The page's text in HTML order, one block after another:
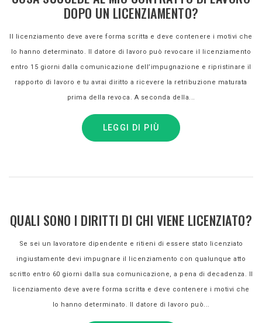
DOPO UN LICENZIAMENTO?
Il licenziamento deve avere forma scritta e deve contenere i motivi che
lo hanno determinato. Il datore di lavoro può revocare il licenziamento
entro 15 giorni dalla comunicazione dell’impugnazione e ripristinare il
rapporto di lavoro e tu avrai diritto a ricevere la retribuzione maturata
prima della revoca. A seconda della...
LEGGI DI PIÙ
QUALI SONO I DIRITTI DI CHI VIENE LICENZIATO?
Se sei un lavoratore dipendente e ritieni di essere stato licenziato
ingiustamente devi impugnare il licenziamento con qualunque atto
scritto entro 60 giorni dalla sua comunicazione, a pena di decadenza. Il
licenziamento deve avere forma scritta e deve contenere i motivi che
lo hanno determinato. Il datore di lavoro può...